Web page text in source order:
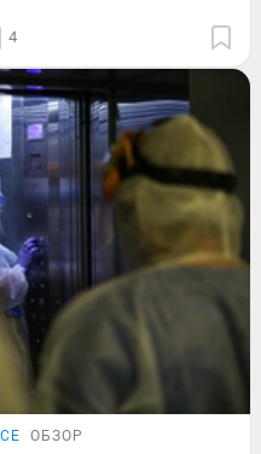
4
ОБЗОР